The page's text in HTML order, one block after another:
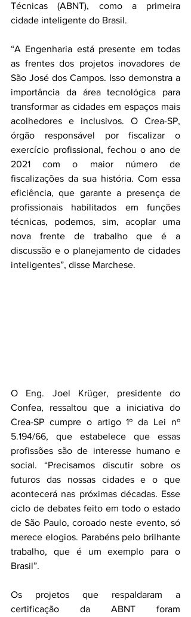
Técnicas (ABNT), como a primeira
cidade inteligente do Brasil.
“A Engenharia está presente em todas
as frentes dos projetos inovadores de
São José dos Campos. Isso demonstra a
importância da área tecnológica para
transformar as cidades em espaços mais
acolhedores e inclusivos. O Crea-SP,
órgão responsável por fiscalizar o
exercício profissional, fechou o ano de
2021 com o maior número de
fiscalizações da sua história. Com essa
eficiência, que garante a presença de
profissionais habilitados em funções
técnicas, podemos, sim, acoplar uma
nova frente de trabalho que é a
discussão e o planejamento de cidades
inteligentes”, disse Marchese.
O Eng. Joel Krüger, presidente do
Confea, ressaltou que a iniciativa do
Crea-SP cumpre o artigo 1º da Lei nº
5.194/66, que estabelece que essas
profissões são de interesse humano e
social. “Precisamos discutir sobre os
futuros das nossas cidades e o que
acontecerá nas próximas décadas. Esse
ciclo de debates feito em todo o estado
de São Paulo, coroado neste evento, só
merece elogios. Parabéns pelo brilhante
trabalho, que é um exemplo para o
Brasil”.
Os projetos que respaldaram a
certificação da ABNT foram